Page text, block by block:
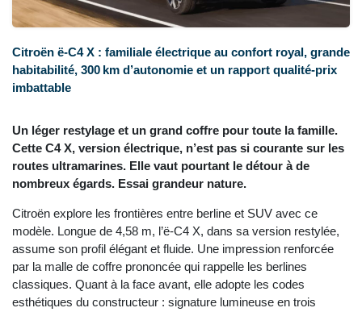
Citroën ë-C4 X : familiale électrique au confort royal, grande
habitabilité, 300 km d’autonomie et un rapport qualité‑prix
imbattable
Un léger restylage et un grand coffre pour toute la famille.
Cette C4 X, version électrique, n’est pas si courante sur les
routes ultramarines. Elle vaut pourtant le détour à de
nombreux égards. Essai grandeur nature.
Citroën explore les frontières entre berline et SUV avec ce
modèle. Longue de 4,58 m, l’ë-C4 X, dans sa version restylée,
assume son profil élégant et fluide. Une impression renforcée
par la malle de coffre prononcée qui rappelle les berlines
classiques. Quant à la face avant, elle adopte les codes
esthétiques du constructeur : signature lumineuse en trois